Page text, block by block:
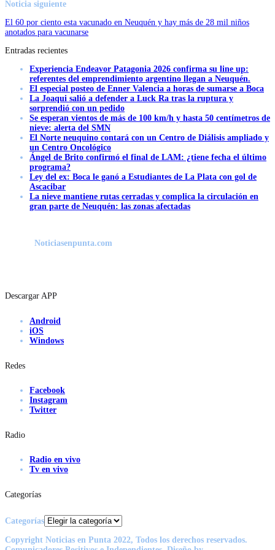
Noticia siguiente
El 60 por ciento esta vacunado en Neuquén y hay más de 28 mil niños
anotados para vacunarse
Entradas recientes
Experiencia Endeavor Patagonia 2026 confirma su line up:
referentes del emprendimiento argentino llegan a Neuquén.
El especial posteo de Enner Valencia a horas de sumarse a Boca
La Joaqui salió a defender a Luck Ra tras la ruptura y
sorprendió con un pedido
Se esperan vientos de más de 100 km/h y hasta 50 centímetros de
nieve: alerta del SMN
El Norte neuquino contará con un Centro de Diálisis ampliado y
un Centro Oncológico
Ángel de Brito confirmó el final de LAM: ¿tiene fecha el último
programa?
Ley del ex: Boca le ganó a Estudiantes de La Plata con gol de
Ascacibar
La nieve mantiene rutas cerradas y complica la circulación en
gran parte de Neuquén: las zonas afectadas
Noticiasenpunta.com
Descargar APP
Android
iOS
Windows
Redes
Facebook
Instagram
Twitter
Radio
Radio en vivo
Tv en vivo
Categorías
Categorías
Copyright Noticias en Punta 2022, Todos los derechos reservados.